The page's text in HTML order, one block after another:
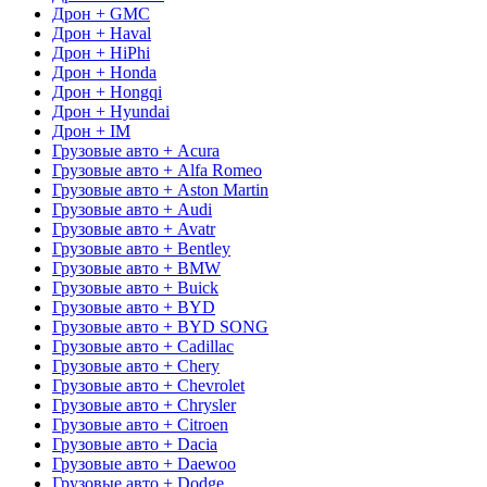
Дрон + GMC
Дрон + Haval
Дрон + HiPhi
Дрон + Honda
Дрон + Hongqi
Дрон + Hyundai
Дрон + IM
Грузовые авто + Acura
Грузовые авто + Alfa Romeo
Грузовые авто + Aston Martin
Грузовые авто + Audi
Грузовые авто + Avatr
Грузовые авто + Bentley
Грузовые авто + BMW
Грузовые авто + Buick
Грузовые авто + BYD
Грузовые авто + BYD SONG
Грузовые авто + Cadillac
Грузовые авто + Chery
Грузовые авто + Chevrolet
Грузовые авто + Chrysler
Грузовые авто + Citroen
Грузовые авто + Dacia
Грузовые авто + Daewoo
Грузовые авто + Dodge